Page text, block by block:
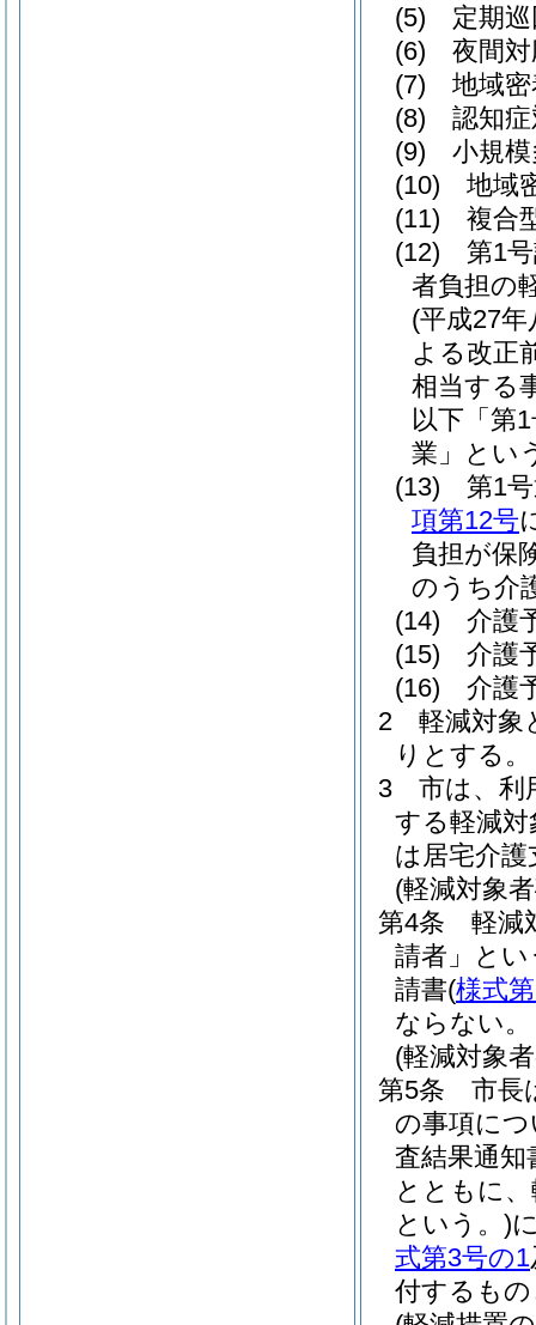
(5)
定期
(6)
夜間
(7)
地域
(8)
認知
(9)
小規
(10)
地域
(11)
複合
(12)
第1
者負担の
(平成27
よる改正
相当する
以下「第
業」とい
(13)
第1
項第12号
負担が保
のうち介
(14)
介護
(15)
介護
(16)
介護
2
軽減対象
りとする。
3
市は、利
する軽減
は居宅介
(軽減対象
第4条
軽減
請者」とい
請書(様式
ならない。
(軽減対象
第5条
市長
の事項につ
査結果通知
とともに
という。)
式第3号の1
付するも